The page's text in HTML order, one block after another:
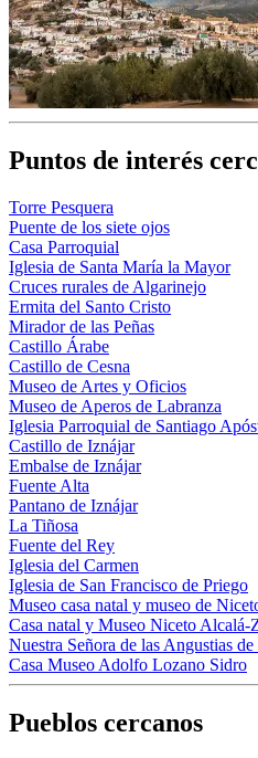
Puntos de interés
Torre Pesquera
Puente de los siete ojos
Casa Parroquial
Iglesia de Santa María la Mayor
Cruces rurales de Algarinejo
Ermita del Santo Cristo
Mirador de las Peñas
Castillo Árabe
Castillo de Cesna
Museo de Artes y Oficios
Museo de Aperos de Labranza
Iglesia Parroquial de Santiago
Castillo de Iznájar
Embalse de Iznájar
Fuente Alta
Pantano de Iznájar
La Tiñosa
Fuente del Rey
Iglesia del Carmen
Iglesia de San Francisco de Priego
Museo casa natal y museo de
Casa natal y Museo Niceto Alcalá-
Nuestra Señora de las Angustias
Casa Museo Adolfo Lozano Sidro
Pueblos cercanos